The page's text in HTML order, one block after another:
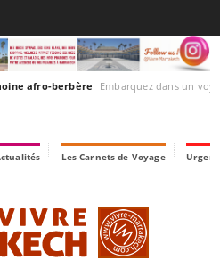
afro-berbère Embarquez dans un voyage culturel dans le
Les Carnets de Voyage